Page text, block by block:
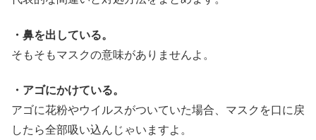
・鼻を出している。
そもそもマスクの意味がありませんよ。
・アゴにかけている。
アゴに花粉やウイルスがついていた場合、マスクを口に戻
したら全部吸い込んじゃいますよ。